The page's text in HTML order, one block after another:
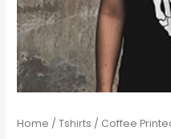
Home /Tshirts / Coffee